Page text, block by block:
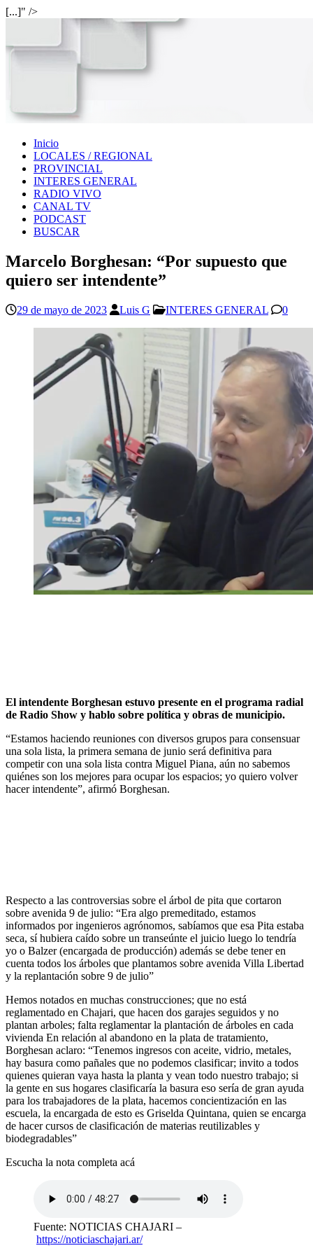
[...]" />
Inicio
LOCALES / REGIONAL
PROVINCIAL
INTERES GENERAL
RADIO VIVO
CANAL TV
PODCAST
BUSCAR
Marcelo Borghesan: “Por supuesto que
quiero ser intendente”
29 de mayo de 2023 Luis G INTERES GENERAL 0
El intendente Borghesan estuvo presente en el programa radial
de Radio Show y hablo sobre política y obras de municipio.
“Estamos haciendo reuniones con diversos grupos para consensuar
una sola lista, la primera semana de junio será definitiva para
competir con una sola lista contra Miguel Piana, aún no sabemos
quiénes son los mejores para ocupar los espacios; yo quiero volver
hacer intendente”, afirmó Borghesan.
Respecto a las controversias sobre el árbol de pita que cortaron
sobre avenida 9 de julio: “Era algo premeditado, estamos
informados por ingenieros agrónomos, sabíamos que esa Pita estaba
seca, sí hubiera caído sobre un transeúnte el juicio luego lo tendría
yo o Balzer (encargada de producción) además se debe tener en
cuenta todos los árboles que plantamos sobre avenida Villa Libertad
y la replantación sobre 9 de julio”
Hemos notados en muchas construcciones; que no está
reglamentado en Chajari, que hacen dos garajes seguidos y no
plantan arboles; falta reglamentar la plantación de árboles en cada
vivienda En relación al abandono en la plata de tratamiento,
Borghesan aclaro: “Tenemos ingresos con aceite, vidrio, metales,
hay basura como pañales que no podemos clasificar; invito a todos
quienes quieran vaya hasta la planta y vean todo nuestro trabajo; si
la gente en sus hogares clasificaría la basura eso sería de gran ayuda
para los trabajadores de la plata, hacemos concientización en las
escuela, la encargada de esto es Griselda Quintana, quien se encarga
de hacer cursos de clasificación de materias reutilizables y
biodegradables”
Escucha la nota completa acá
Fuente: NOTICIAS CHAJARI –
https://noticiaschajari.ar/